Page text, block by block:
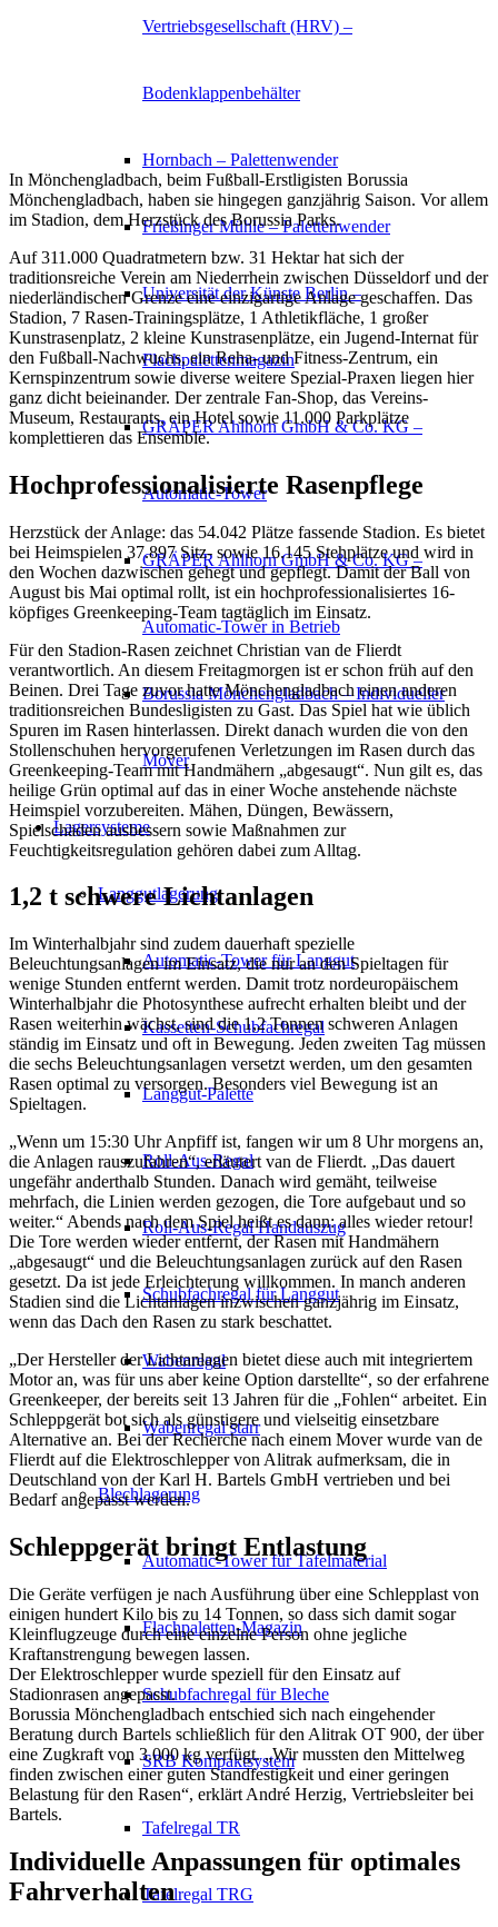
Vertriebsgesellschaft (HRV) –
Bodenklappenbehälter
Hornbach – Palettenwender
Frießinger Mühle – Palettenwender
Universität der Künste Berlin –
Flachpalettenmagazin
GRÄPER Ahlhorn GmbH & Co. KG –
Automatic-Tower
GRÄPER Ahlhorn GmbH & Co. KG –
Automatic-Tower in Betrieb
Borussia Mönchengladbach – Individueller
Mover
Lagersysteme
Langgutlagerung
Automatic-Tower für Langgut
Kassetten-Schubfachregal
Langgut-Palette
Roll-Aus-Regal
Roll-Aus-Regal Handauszug
Schubfachregal für Langgut
Wabenregal
Wabenregal starr
Blechlagerung
Automatic-Tower für Tafelmaterial
Flachpaletten-Magazin
Schubfachregal für Bleche
SRB Kompaktsystem
Tafelregal TR
Tafelregal TRG
In Mönchengladbach, beim Fußball-Erstligisten Borussia
Mönchengladbach, haben sie hingegen ganzjährig Saison. Vor allem
im Stadion, dem Herzstück des Borussia Parks.
Auf 311.000 Quadratmetern bzw. 31 Hektar hat sich der
traditionsreiche Verein am Niederrhein zwischen Düsseldorf und der
niederländischen Grenze eine einzigartige Anlage geschaffen. Das
Stadion, 7 Rasen-Trainingsplätze, 1 Athletikfläche, 1 großer
Kunstrasenplatz, 2 kleine Kunstrasenplätze, ein Jugend-Internat für
den Fußball-Nachwuchs, ein Reha- und Fitness-Zentrum, ein
Kernspinzentrum sowie diverse weitere Spezial-Praxen liegen hier
ganz dicht beieinander. Der zentrale Fan-Shop, das Vereins-
Museum, Restaurants, ein Hotel sowie 11.000 Parkplätze
komplettieren das Ensemble.
Hochprofessionalisierte Rasenpflege
Herzstück der Anlage: das 54.042 Plätze fassende Stadion. Es bietet
bei Heimspielen 37.897 Sitz- sowie 16.145 Stehplätze und wird in
den Wochen dazwischen gehegt und gepflegt. Damit der Ball von
August bis Mai optimal rollt, ist ein hochprofessionalisiertes 16-
köpfiges Greenkeeping-Team tagtäglich im Einsatz.
Für den Stadion-Rasen zeichnet Christian van de Flierdt
verantwortlich. An diesem Freitagmorgen ist er schon früh auf den
Beinen. Drei Tage zuvor hatte Mönchengladbach einen anderen
traditionsreichen Bundesligisten zu Gast. Das Spiel hat wie üblich
Spuren im Rasen hinterlassen. Direkt danach wurden die von den
Stollenschuhen hervorgerufenen Verletzungen im Rasen durch das
Greenkeeping-Team mit Handmähern „abgesaugt“. Nun gilt es, das
heilige Grün optimal auf das in einer Woche anstehende nächste
Heimspiel vorzubereiten. Mähen, Düngen, Bewässern,
Spielschäden ausbessern sowie Maßnahmen zur
Feuchtigkeitsregulation gehören dabei zum Alltag.
1,2 t schwere Lichtanlagen
Im Winterhalbjahr sind zudem dauerhaft spezielle
Beleuchtungsanlagen im Einsatz, die nur an den Spieltagen für
wenige Stunden entfernt werden. Damit trotz nordeuropäischem
Winterhalbjahr die Photosynthese aufrecht erhalten bleibt und der
Rasen weiterhin wächst, sind die 1,2 Tonnen schweren Anlagen
ständig im Einsatz und oft in Bewegung. Jeden zweiten Tag müssen
die sechs Beleuchtungsanlagen versetzt werden, um den gesamten
Rasen optimal zu versorgen. Besonders viel Bewegung ist an
Spieltagen.
„Wenn um 15:30 Uhr Anpfiff ist, fangen wir um 8 Uhr morgens an,
die Anlagen rauszufahren“, erläutert van de Flierdt. „Das dauert
ungefähr anderthalb Stunden. Danach wird gemäht, teilweise
mehrfach, die Linien werden gezogen, die Tore aufgebaut und so
weiter.“ Abends nach dem Spiel heißt es dann: alles wieder retour!
Die Tore werden wieder entfernt, der Rasen mit Handmähern
„abgesaugt“ und die Beleuchtungsanlagen zurück auf den Rasen
gesetzt. Da ist jede Erleichterung willkommen. In manch anderen
Stadien sind die Lichtanlagen inzwischen ganzjährig im Einsatz,
wenn das Dach den Rasen zu stark beschattet.
„Der Hersteller der Lichtanlagen bietet diese auch mit integriertem
Motor an, was für uns aber keine Option darstellte“, so der erfahrene
Greenkeeper, der bereits seit 13 Jahren für die „Fohlen“ arbeitet. Ein
Schleppgerät bot sich als günstigere und vielseitig einsetzbare
Alternative an. Bei der Recherche nach einem Mover wurde van de
Flierdt auf die Elektroschlepper von Alitrak aufmerksam, die in
Deutschland von der Karl H. Bartels GmbH vertrieben und bei
Bedarf angepasst werden.
Schleppgerät bringt Entlastung
Die Geräte verfügen je nach Ausführung über eine Schlepplast von
einigen hundert Kilo bis zu 14 Tonnen, so dass sich damit sogar
Kleinflugzeuge durch eine einzelne Person ohne jegliche
Kraftanstrengung bewegen lassen.
Der Elektroschlepper wurde speziell für den Einsatz auf
Stadionrasen angepasst.
Borussia Mönchengladbach entschied sich nach eingehender
Beratung durch Bartels schließlich für den Alitrak OT 900, der über
eine Zugkraft von 3.000 kg verfügt. „Wir mussten den Mittelweg
finden zwischen einer guten Standfestigkeit und einer geringen
Belastung für den Rasen“, erklärt André Herzig, Vertriebsleiter bei
Bartels.
Individuelle Anpassungen für optimales
Fahrverhalten